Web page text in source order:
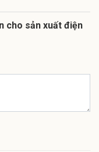
cho sản xuất điện